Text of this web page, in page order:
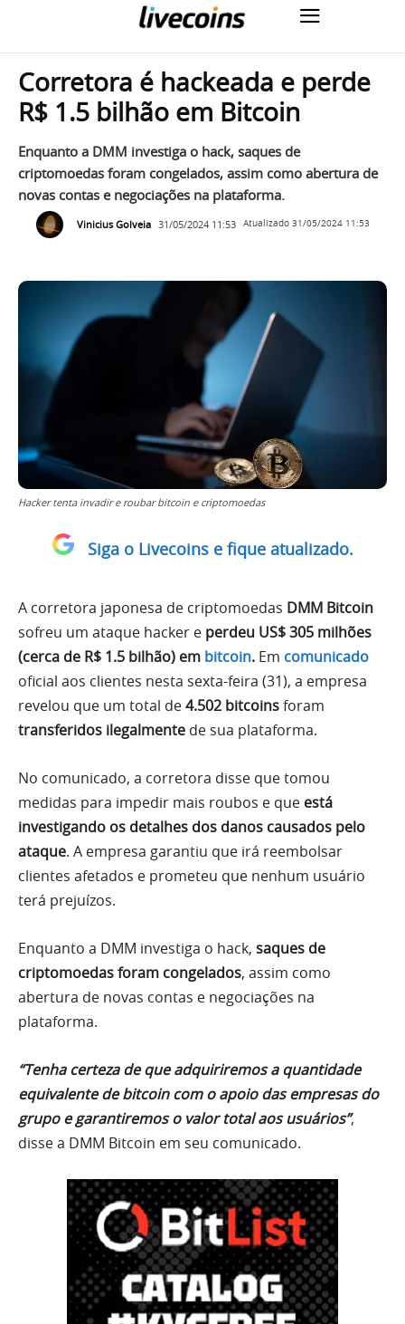
Corretora é hackeada e perde
R$ 1.5 bilhão em Bitcoin
Enquanto a DMM investiga o hack, saques de
criptomoedas foram congelados, assim como abertura de
novas contas e negociações na plataforma.
Vinicius Golveia 31/05/2024 11:53 Atualizado 31/05/2024 11:53
Hacker tenta invadir e roubar bitcoin e criptomoedas
Siga o Livecoins e fique atualizado.
A corretora japonesa de criptomoedas DMM Bitcoin
sofreu um ataque hacker e perdeu US$ 305 milhões
(cerca de R$ 1.5 bilhão) em bitcoin. Em comunicado
oficial aos clientes nesta sexta-feira (31), a empresa
revelou que um total de4.502 bitcoinsforam
transferidos ilegalmente de sua plataforma.
No comunicado, a corretora disse que tomou
medidas para impedir mais roubos e que está
investigando os detalhes dos danos causados pelo
ataque. A empresa garantiu que irá reembolsar
clientes afetados e prometeu que nenhum usuário
terá prejuízos.
Enquanto a DMM investiga o hack, saques de
criptomoedas foram congelados, assim como
abertura de novas contas e negociações na
plataforma.
“Tenha certeza de que adquiriremos a quantidade
equivalente de bitcoin com o apoio das empresas do
grupo e garantiremos o valor total aos usuários”,
disse a DMM Bitcoin em seu comunicado.